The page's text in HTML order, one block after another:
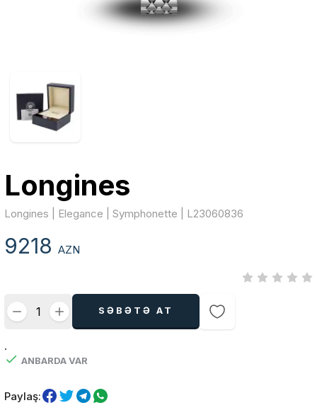
Longines
Longines | Elegance | Symphonette | L23060836
9218AZN
SƏBƏTƏ AT
.
ANBARDA VAR
Paylaş: